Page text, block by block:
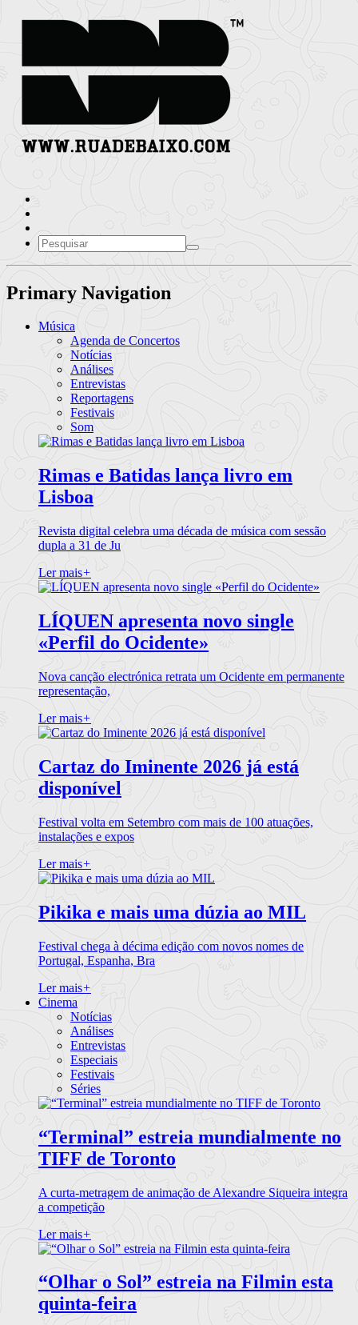
Primary Navigation
Música
Agenda de Concertos
Notícias
Análises
Entrevistas
Reportagens
Festivais
Som
Rimas e Batidas lança livro em
Lisboa
Revista digital celebra uma década de música com sessão
dupla a 31 de Ju
Ler mais+
LÍQUEN apresenta novo single
«Perfil do Ocidente»
Nova canção electrónica retrata um Ocidente em permanente
representação,
Ler mais+
Cartaz do Iminente 2026 já está
disponível
Festival volta em Setembro com mais de 100 atuações,
instalações e expos
Ler mais+
Pikika e mais uma dúzia ao MIL
Festival chega à décima edição com novos nomes de
Portugal, Espanha, Bra
Ler mais+
Cinema
Notícias
Análises
Entrevistas
Especiais
Festivais
Séries
“Terminal” estreia mundialmente no
TIFF de Toronto
A curta-metragem de animação de Alexandre Siqueira integra
a competição
Ler mais+
“Olhar o Sol” estreia na Filmin esta
quinta-feira